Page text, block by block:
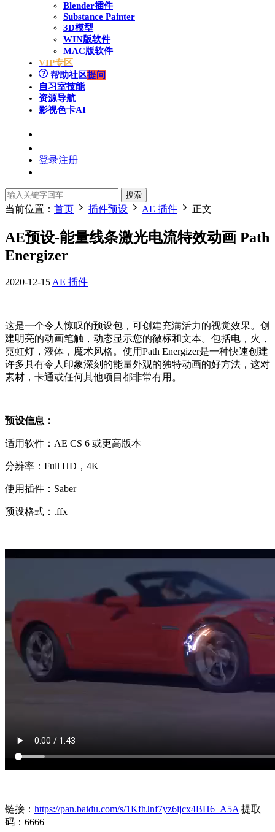
Blender插件
Substance Painter
3D模型
WIN版软件
MAC版软件
VIP专区
帮助社区提问
自习室技能
资源导航
影视色卡AI
登录注册
搜索
当前位置： 首页 插件预设 AE 插件 正文
AE预设-能量线条激光电流特效动画 Path
Energizer
2020-12-15 AE 插件
这是一个令人惊叹的预设包，可创建充满活力的视觉效果。创
建明亮的动画笔触，动态显示您的徽标和文本。包括电，火，
霓虹灯，液体，魔术风格。使用Path Energizer是一种快速创建
许多具有令人印象深刻的能量外观的独特动画的好方法，这对
素材，卡通或任何其他项目都非常有用。
预设信息：
适用软件：AE CS 6 或更高版本
分辨率：Full HD，4K
使用插件：Saber
预设格式：.ffx
链接： https://pan.baidu.com/s/1KfhJnf7yz6ijcx4BH6_A5A 提取
码：6666